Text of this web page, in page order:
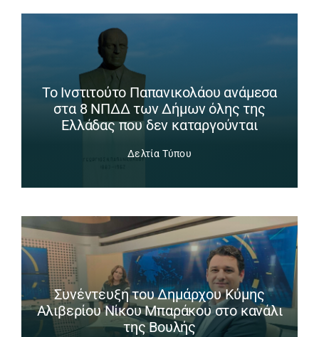
Το Ινστιτούτο Παπανικολάου ανάμεσα
στα 8 ΝΠΔΔ των Δήμων όλης της
Ελλάδας που δεν καταργούνται
Δελτία Τύπου
Συνέντευξη του Δημάρχου Κύμης
Αλιβερίου Νίκου Μπαράκου στο κανάλι
της Βουλής